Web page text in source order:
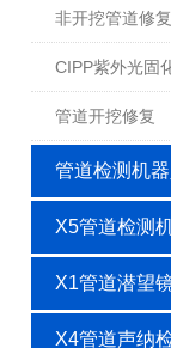
非开挖管道修
CIPP紫外光固
管道开挖修复
管道检测机器
X5管道检测
X1管道潜望
X4管道声纳